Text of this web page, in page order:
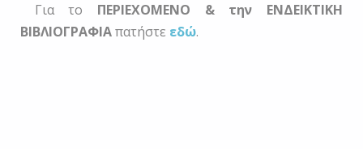
Για το ΠΕΡΙΕΧΟΜΕΝΟ & την ΕΝΔΕΙΚΤΙΚΗ
ΒΙΒΛΙΟΓΡΑΦΙΑπατήστε εδώ.